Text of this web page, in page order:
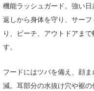
機能ラッシュガード。強い
返しから身体を守り、サー
り、ビーチ、アウトドアま
す。
フードにはツバを備え、顔
減。耳部分の水抜け穴や裾
沖縄